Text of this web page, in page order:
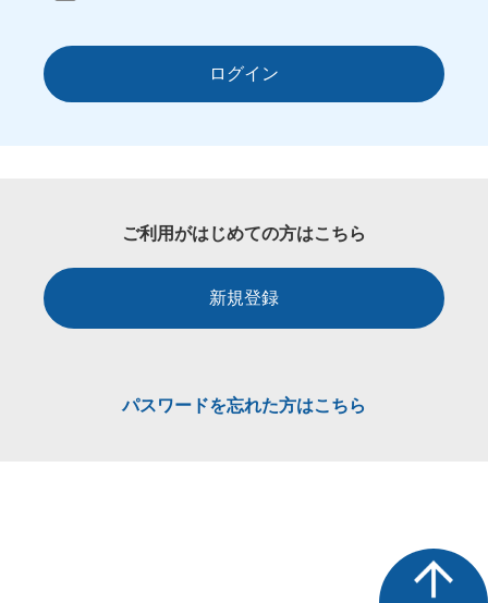
ログイン
ご利用がはじめての方はこちら
新規登録
パスワードを忘れた方はこちら